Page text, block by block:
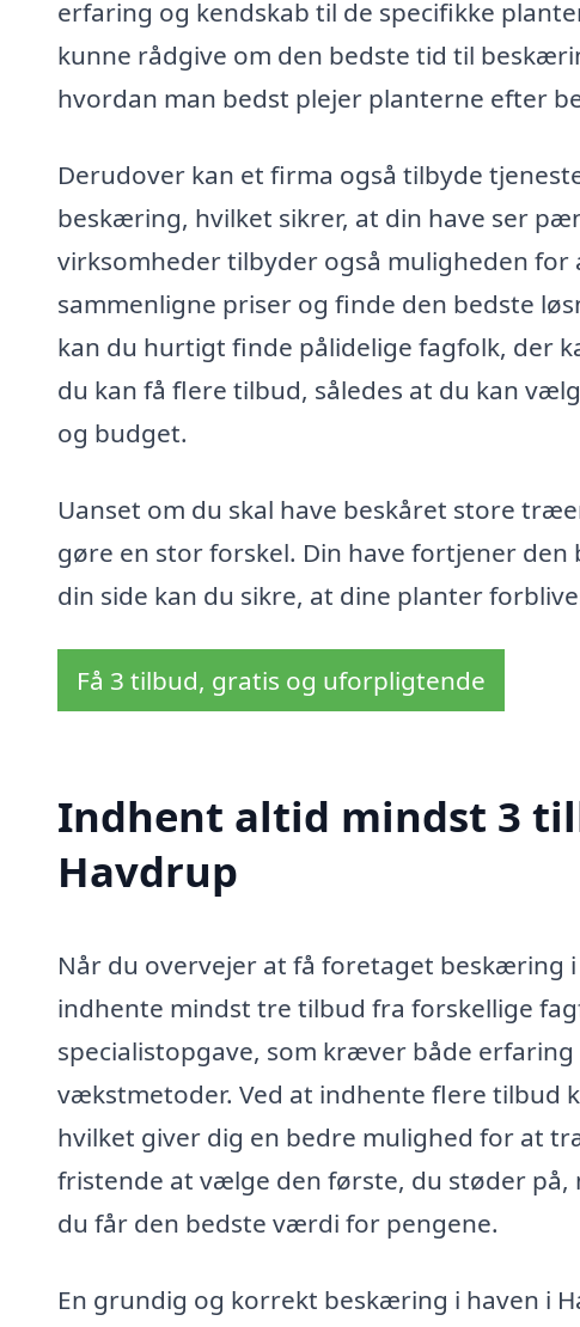
erfaring og kendskab til de specifikke
kunne rådgive om den bedste tid til
hvordan man bedst plejer planterne efter
Derudover kan et firma også tilbyde
beskæring, hvilket sikrer, at din have ser
virksomheder tilbyder også muligheden
sammenligne priser og finde den bedste
kan du hurtigt finde pålidelige fagfolk, der
du kan få flere tilbud, således at du kan
og budget.
Uanset om du skal have beskåret store
gøre en stor forskel. Din have fortjener
din side kan du sikre, at dine planter
Få 3 tilbud, gratis og uforpligtende
Indhent altid mindst 3
Havdrup
Når du overvejer at få foretaget beskæring
indhente mindst tre tilbud fra forskellige
specialistopgave, som kræver både
vækstmetoder. Ved at indhente flere tilbud
hvilket giver dig en bedre mulighed for at
fristende at vælge den første, du støder
du får den bedste værdi for pengene.
En grundig og korrekt beskæring i haven i